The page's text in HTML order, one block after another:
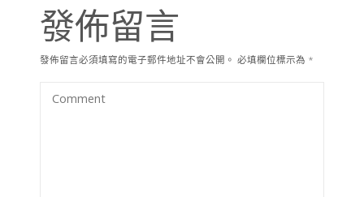
發佈留言
發佈留言必須填寫的電子郵件地址不會公開。 必填欄位標示為 *